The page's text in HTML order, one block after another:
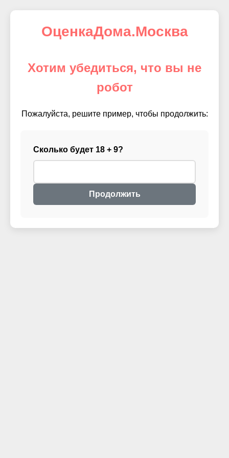
ОценкаДома.Москва
Хотим убедиться, что вы не
робот
Пожалуйста, решите пример, чтобы продолжить:
Сколько будет 18 + 9?
Продолжить